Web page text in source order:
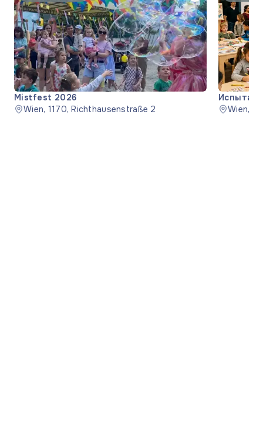
Mistfest 2026
Wien, 1170, Richthausenstraße 2
Wien,